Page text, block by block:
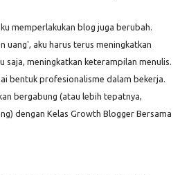
memperlakukan blog juga berubah.
uang', aku harus terus meningkatkan
saja, meningkatkan keterampilan menulis.
bentuk profesionalisme dalam bekerja.
bergabung (atau lebih tepatnya,
dengan Kelas Growth Blogger Bersama